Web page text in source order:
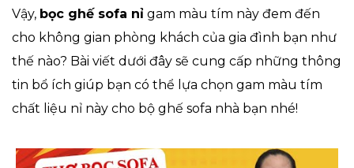
Vậy, bọc ghế sofa nỉ gam màu tím này đem đến
cho không gian phòng khách của gia đình bạn như
thế nào? Bài viết dưới đây sẽ cung cấp những thông
tin bổ ích giúp bạn có thể lựa chọn gam màu tím
chất liệu nỉ này cho bộ ghế sofa nhà bạn nhé!